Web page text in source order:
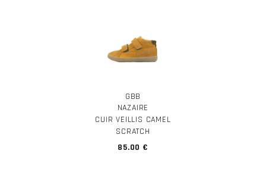
GBB
NAZAIRE
CUIR VEILLIS CAMEL
SCRATCH
85.00 €